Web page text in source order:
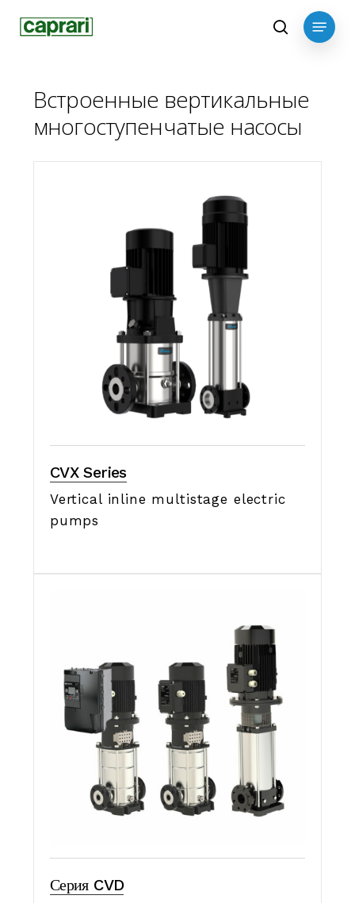
search
Menu
Встроенные вертикальные
многоступенчатые насосы
CVX Series
Vertical inline multistage electric
pumps
Серия CVD